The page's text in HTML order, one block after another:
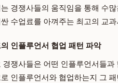
경쟁사들의 움직임을 통해 수
수업료를 아껴주는 최고의 교
인플루언서 협업 패턴 파악
경쟁사들은 어떤 인플루언서들
인플루언서와 협업하는지 그